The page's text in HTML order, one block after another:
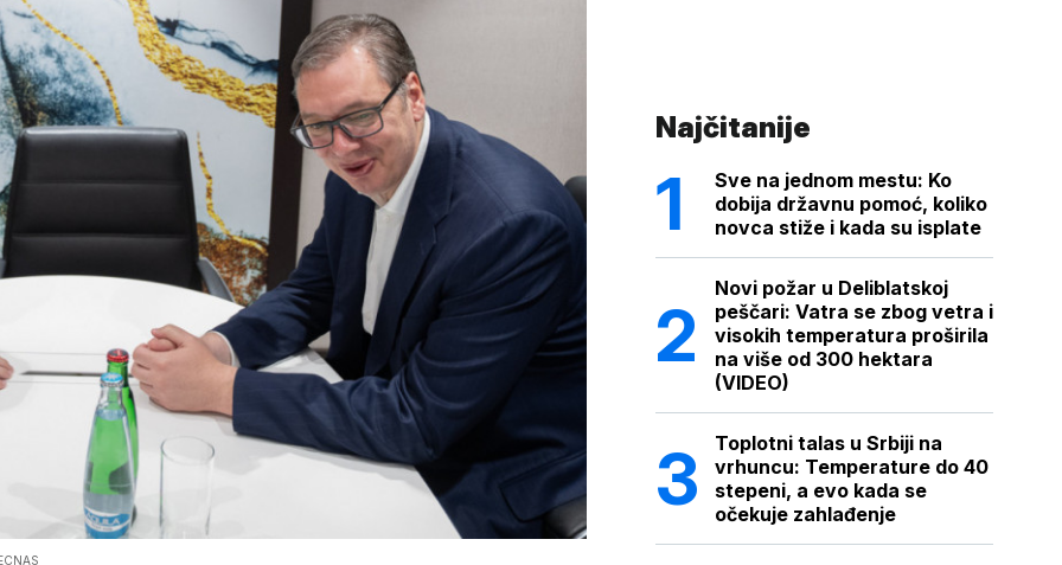
Najčitanije
Sve na jednom mestu: Ko
dobija državnu pomoć, koliko
novca stiže i kada su isplate
Novi požar u Deliblatskoj
peščari: Vatra se zbog vetra i
visokih temperatura proširila
na više od 300 hektara
(VIDEO)
Toplotni talas u Srbiji na
vrhuncu: Temperature do 40
stepeni, a evo kada se
očekuje zahlađenje